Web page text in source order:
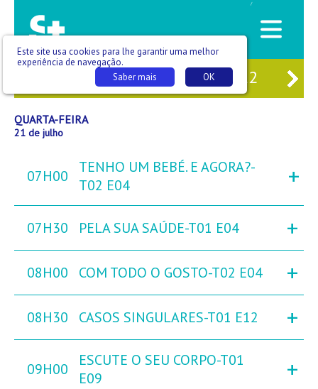
/
20 QUA 21 QUI 22 SEX
QUARTA-FEIRA
21 de julho
07H00
TENHO UM BEBÉ. E AGORA?-
T02 E04
+
07H30 PELA SUA SAÚDE-T01 E04 +
08H00 COM TODO O GOSTO-T02 E04 +
08H30 CASOS SINGULARES-T01 E12 +
09H00
ESCUTE O SEU CORPO-T01
E09
+
Este site usa cookies para lhe garantir uma melhor
experiência de navegação.
OK
Saber mais